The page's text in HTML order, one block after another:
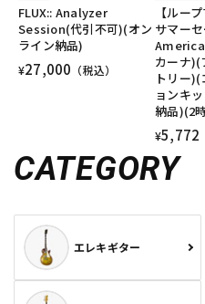
FLUX:: Analyzer
Session(代引不可)(オン
ライン納品)
¥27,000 （税込）
【ルー
サマーセ
カーナ)(
トリー
ョンキ
納品)(2
¥5,772
CATEGORY
エレキギター